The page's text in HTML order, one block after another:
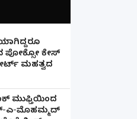
ಕೇಸ್
ಮಹತ್ವದ
ಮುಫ್ತಿಯಿಂದ
ಎ-ಮೊಹಮ್ಮದ್